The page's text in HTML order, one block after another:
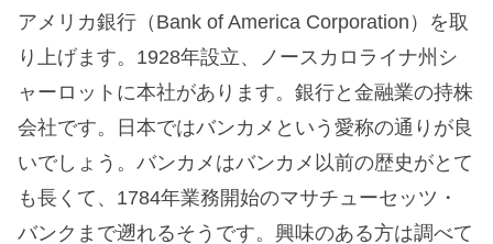
アメリカ銀行（Bank of America Corporation）を取
り上げます。 1928年設立、ノースカロライナ州シ
ャーロットに本社があります。銀行と金融業の持株
会社です。日本ではバンカメという愛称の通りが良
いでしょう。バンカメはバンカメ以前の歴史がとて
も長くて、1784年業務開始のマサチューセッツ・
バンクまで遡れるそうです。興味のある方は調べて